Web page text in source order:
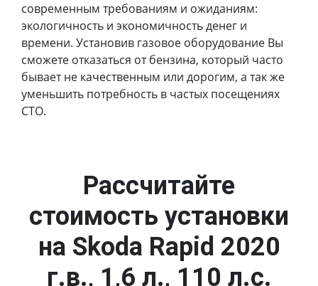
современным требованиям и ожиданиям:
экологичность и экономичность денег и
времени. Установив газовое оборудование Вы
сможете отказаться от бензина, который часто
бывает не качественным или дорогим, а так же
уменьшить потребность в частых посещениях
СТО.
Рассчитайте
стоимость установки
на Skoda Rapid 2020
г.в., 1,6 л., 110 л.с.